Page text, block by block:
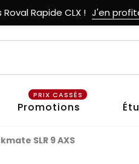
Rapide CLX ! J'en
Promotions
PRIX CASSÉS
SLR 9 AXS